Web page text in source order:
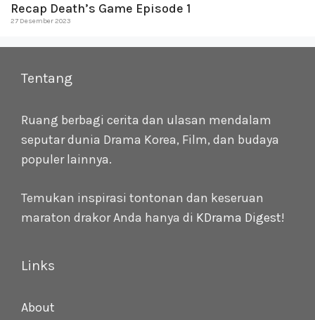
Recap Death’s Game Episode 1
27 Desember 2023
Tentang
Ruang berbagi cerita dan ulasan mendalam
seputar dunia Drama Korea, Film, dan budaya
populer lainnya.
Temukan inspirasi tontonan dan keseruan
maraton drakor Anda hanya di KDrama Digest!
Links
About